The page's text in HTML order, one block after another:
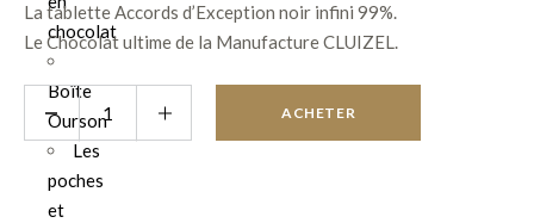
chocolat
Boîte
Ourson
Les
poches
et
La tablette Accords d’Exception noir infini 99%.
Le Chocolat ultime de la Manufacture CLUIZEL.
Pionnière sur ce pourcentage de cacao, la tablette Noir Infini
99% est, depuis sa création en 1989, le chocolat le plus fort
au monde !
ACHETER